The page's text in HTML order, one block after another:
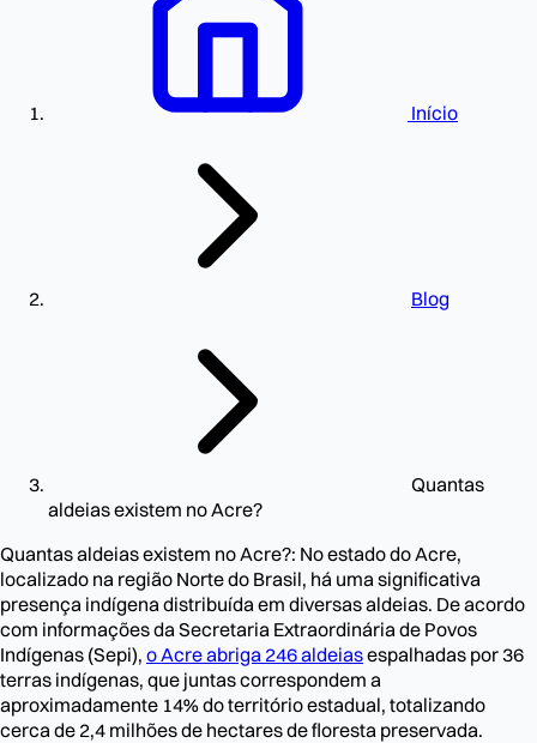
Início
Blog
Quantas
aldeias existem no Acre?
Quantas aldeias existem no Acre?: No estado do Acre,
localizado na região Norte do Brasil, há uma significativa
presença indígena distribuída em diversas aldeias. De acordo
com informações da Secretaria Extraordinária de Povos
Indígenas (Sepi), o Acre abriga 246 aldeiasespalhadas por 36
terras indígenas, que juntas correspondem a
aproximadamente 14% do território estadual, totalizando
cerca de 2,4 milhões de hectares de floresta preservada.